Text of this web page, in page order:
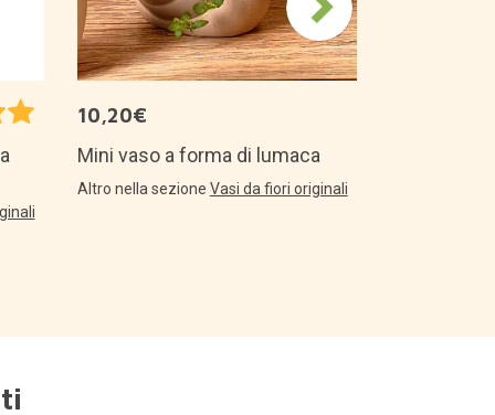
10,20€
Mini vaso a forma di lumaca
Altro nella sezione Vasi da fiori originali